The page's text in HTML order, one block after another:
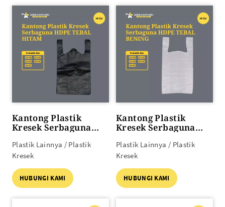
Kantong Plastik
Kresek Serbaguna
50lbr
Plastik Lainnya / Plastik
Kresek
HUBUNGI KAMI
Kantong Plastik
Kresek Serbaguna
BENING 50lbr
Plastik Lainnya / Plastik
Kresek
HUBUNGI KAMI